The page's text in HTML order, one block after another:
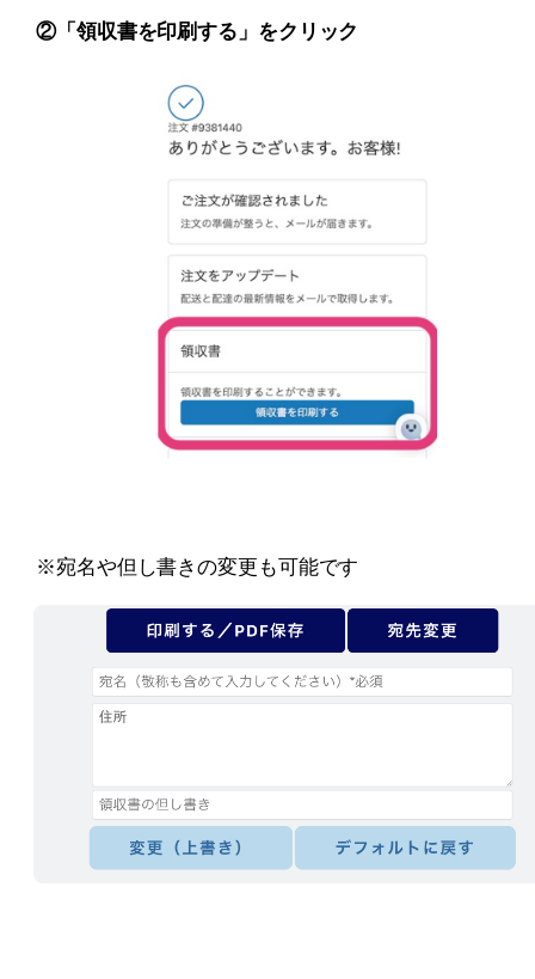
②「領収書を印刷する」をクリック
※宛名や但し書きの変更も可能です